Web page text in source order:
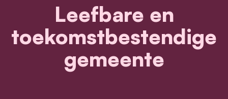
Leefbare en
toekomstbestendige
gemeente